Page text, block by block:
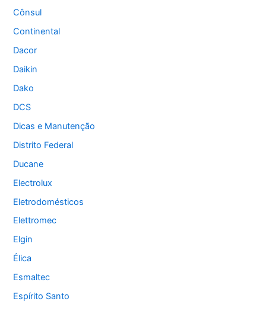
Cônsul
Continental
Dacor
Daikin
Dako
DCS
Dicas e Manutenção
Distrito Federal
Ducane
Electrolux
Eletrodomésticos
Elettromec
Elgin
Élica
Esmaltec
Espírito Santo